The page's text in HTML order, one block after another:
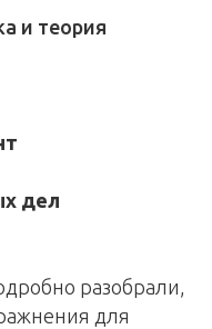
и теория
дел
разобрали,
для